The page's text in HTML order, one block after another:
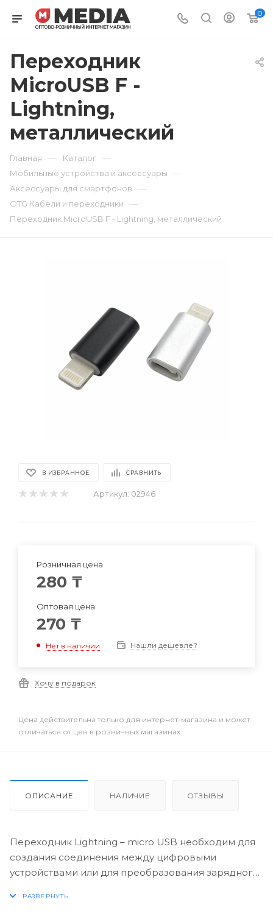
0
Переходник
MicroUSB F -
Lightning,
металлический
Главная — Каталог —
Мобильные устройства и аксессуары —
Аксессуары для смартфонов —
OTG Кабели и переходники —
Переходник MicroUSB F - Lightning, металлический
В ИЗБРАННОЕ СРАВНИТЬ
Артикул: 02946
Розничная цена
280 ₸
Оптовая цена
270 ₸
Нет в наличии Нашли дешевле?
Хочу в подарок
Цена действительна только для интернет-магазина и может
отличаться от цен в розничных магазинах
ОПИСАНИЕ НАЛИЧИЕ ОТЗЫВЫ
Переходник Lightning – micro USB необходим для
создания соединения между цифровыми
устройствами или для преобразования зарядного